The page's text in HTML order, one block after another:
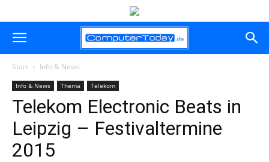
Start Info & News
Info & News Thema Telekom
Telekom Electronic Beats in
Leipzig – Festivaltermine
2015